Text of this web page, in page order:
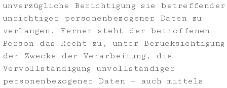
unverzügliche Berichtigung sie betreffender
unrichtiger personenbezogener Daten zu
verlangen. Ferner steht der betroffenen
Person das Recht zu, unter Berücksichtigung
der Zwecke der Verarbeitung, die
Vervollständigung unvollständiger
personenbezogener Daten — auch mittels